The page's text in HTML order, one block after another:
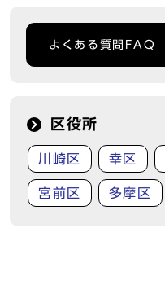
よくある質問FAQ
区役所
川崎区 幸区
宮前区 多摩区